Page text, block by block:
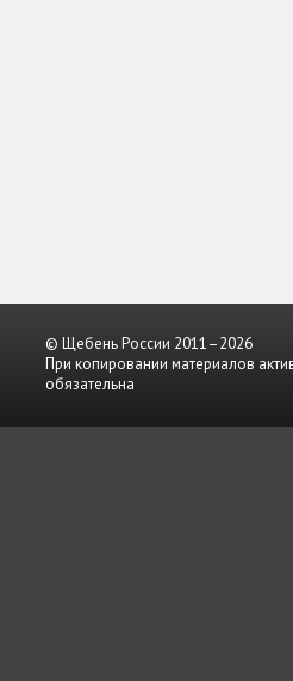
© Щебень России 2011–2026
При копировании материалов
обязательна